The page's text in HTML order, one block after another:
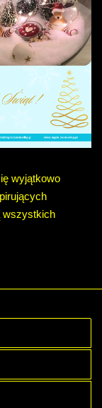
wyjątkowo
wszystkich